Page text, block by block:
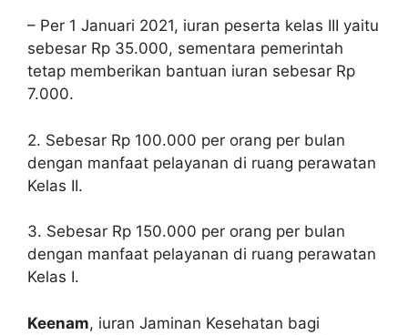
– Per 1 Januari 2021, iuran peserta kelas III yaitu
sebesar Rp 35.000, sementara pemerintah
tetap memberikan bantuan iuran sebesar Rp
7.000.
2. Sebesar Rp 100.000 per orang per bulan
dengan manfaat pelayanan di ruang perawatan
Kelas II.
3. Sebesar Rp 150.000 per orang per bulan
dengan manfaat pelayanan di ruang perawatan
Kelas I.
Keenam, iuran Jaminan Kesehatan bagi